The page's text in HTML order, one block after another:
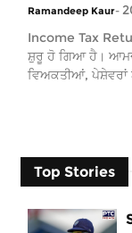
Ramandeep Kaur-
Income Tax
ਸ਼ੁਰੂ ਹੋ ਗਿਆ ਹੈ।
ਵਿਅਕਤੀਆਂ, ਪੇਸ਼ੇਵਰਾਂ
Top Stories